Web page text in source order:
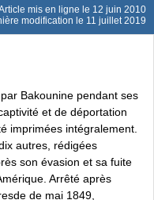
mis en ligne le 12 juin 2010
modification le 11 juillet 2019
Bakounine pendant ses
et de déportation
imprimées intégralement.
autres, rédigées
son évasion et sa fuite
Arrêté après
de mai 1849,